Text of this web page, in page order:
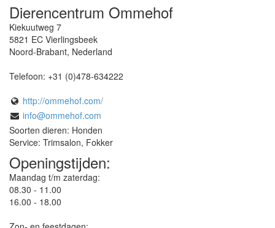
Dierencentrum Ommehof
Kiekuutweg 7
5821 EC Vierlingsbeek
Noord-Brabant, Nederland
Telefoon: +31 (0)478-634222
http://ommehof.com/
info@ommehof.com
Soorten dieren: Honden
Service: Trimsalon, Fokker
Openingstijden:
Maandag t/m zaterdag:
08.30 - 11.00
16.00 - 18.00